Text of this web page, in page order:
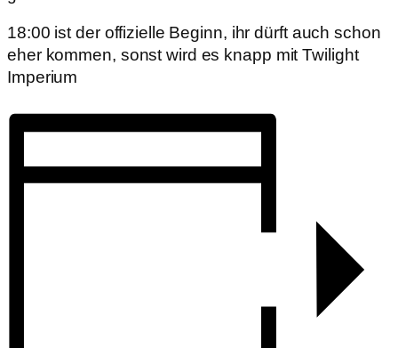
18:00 ist der offizielle Beginn, ihr dürft auch schon
eher kommen, sonst wird es knapp mit Twilight
Imperium